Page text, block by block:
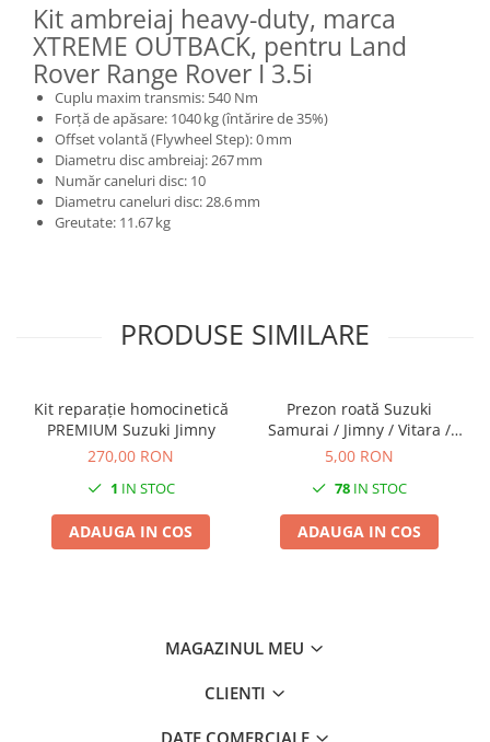
Kit ambreiaj heavy-duty, marca
XTREME OUTBACK, pentru Land
Rover Range Rover I 3.5i
Cuplu maxim transmis: 540 Nm
Forță de apăsare: 1040 kg (întărire de 35%)
Offset volantă (Flywheel Step): 0 mm
Diametru disc ambreiaj: 267 mm
Număr caneluri disc: 10
Diametru caneluri disc: 28.6 mm
Greutate: 11.67 kg
PRODUSE SIMILARE
Kit reparație homocinetică
PREMIUM Suzuki Jimny
270,00 RON
1 IN STOC
ADAUGA IN COS
Prezon roată Suzuki
Samurai / Jimny / Vitara /
Grand Vitara I
5,00 RON
78 IN STOC
ADAUGA IN COS
MAGAZINUL MEU
CLIENTI